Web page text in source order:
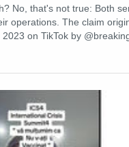
No, that's not true: Both
operations. The claim
on TikTok by